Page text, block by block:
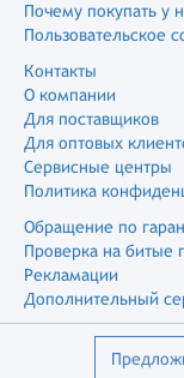
Почему покупать у
Пользовательское
Контакты
О компании
Для поставщиков
Для оптовых
Сервисные центры
Политика
Обращение по
Проверка на битые
Рекламации
Дополнительный